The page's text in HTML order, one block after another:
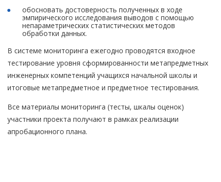
обосновать достоверность полученных в ходе
эмпирического исследования выводов с помощью
непараметрических статистических методов
обработки данных.
В системе мониторинга ежегодно проводятся входное
тестирование уровня сформированности метапредметных
инженерных компетенций учащихся начальной школы и
итоговые метапредметное и предметное тестирования.
Все материалы мониторинга (тесты, шкалы оценок)
участники проекта получают в рамках реализации
апробационного плана.